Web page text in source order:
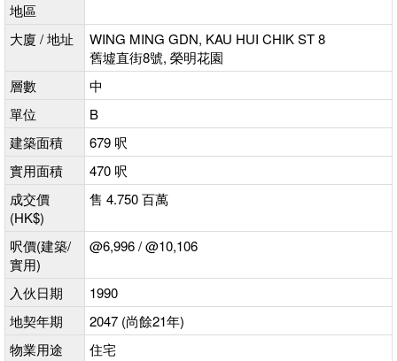
地區
大廈 / 地址
WING MING GDN, KAU HUI CHIK ST 8
舊墟直街8號, 榮明花園
層數
中
單位
B
建築面積
679 呎
實用面積
470 呎
成交價
(HK$)
售 4.750 百萬
呎價(建築/
實用)
@6,996 / @10,106
入伙日期
1990
地契年期
2047 (尚餘21年)
物業用途
住宅